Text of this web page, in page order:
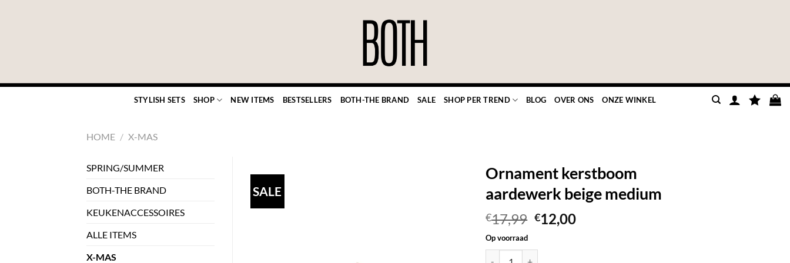
STYLISH SETS SHOP NEW ITEMS BESTSELLERS BOTH-THE BRAND SALE SHOP PER TREND BLOG OVER ONS ONZE WINKEL
HOME / X-MAS
SPRING/SUMMER
BOTH-THE BRAND
KEUKENACCESSOIRES
ALLE ITEMS
X-MAS
SALE
Ornament kerstboom
aardewerk beige medium
€17,99 Oorspronkelijke
prijs
was:
€12,00Huidige
Op voorraad